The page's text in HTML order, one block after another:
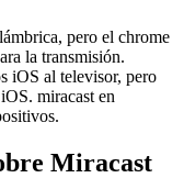
pero el chrome
la transmisión.
iOS al televisor, pero
miracast en
Miracast